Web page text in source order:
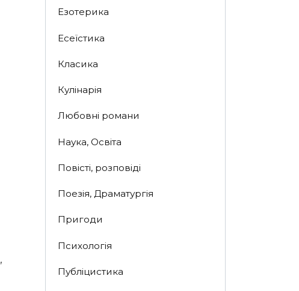
Езотерика
Есеїстика
Класика
Кулінарія
Любовні романи
Наука, Освіта
Повісті, розповіді
Поезія, Драматургія
Пригоди
Психологія
Публіцистика